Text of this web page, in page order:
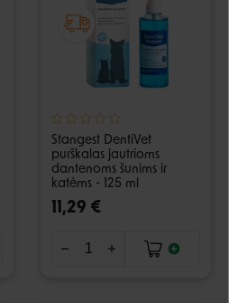
Stangest DentiVet
purškalas jautrioms
dantenoms šunims ir
katėms - 125 ml
11,29 €